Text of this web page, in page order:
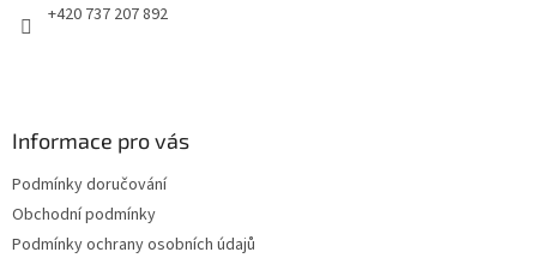
+420 737 207 892
Informace pro vás
Podmínky doručování
Obchodní podmínky
Podmínky ochrany osobních údajů